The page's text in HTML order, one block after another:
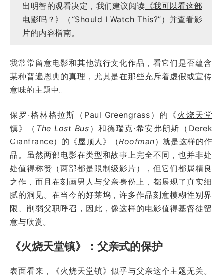
出明智的观看决定，我们建议阅读 《我可以看这部
电影吗？》
（“Should I Watch This?”）并查看影
片的内容指南。
我常常留意电影和其他流行文化作品，看它们是否蕴含
某种普遍恩典的真理，尤其是在那些充斥着虚假或宣传
意味的主题中。
保罗·格林格拉斯（Paul Greengrass）的《 火烧天堂
镇》（ The Lost Bus ）和德瑞克·希安弗朗斯（Derek
Cianfrance）的《 屋顶人 》（Roofman）就是这样的作
品。虽然两部电影在类型和故事上完全不同，也并非处
处值得称赞（两部都是限制级影片），但它们都属精良
之作，而且在刻画男人与父亲身份上，都展现了真实细
腻的洞见。在当今的好莱坞，许多作品刻意模糊性别界
限、削弱父职呼召，因此，像这样的电影值得基督徒留
意与欣赏。
《火烧天堂镇》：父亲式的保护
表面看来，《火烧天堂镇》似乎与父亲这个主题无关。